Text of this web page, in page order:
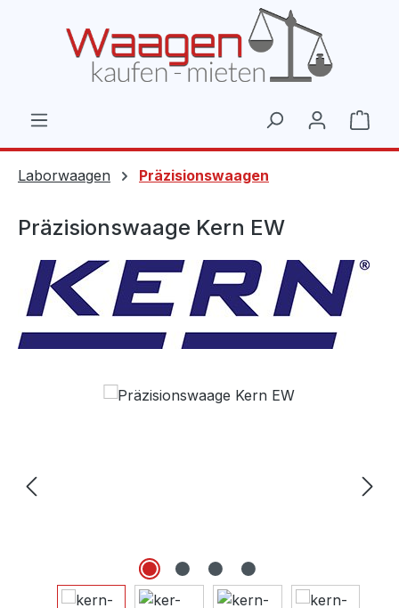
Laborwaagen Präzisionswaagen
Präzisionswaage Kern EW
Bildergalerie überspringen